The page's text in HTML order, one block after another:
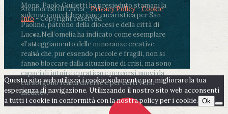
Mons. Paolo Giulietti ha presieduto stamani la
solenne concelebrazione eucaristica per San
Paolino, patrono della diocesi e della città di
Lucca.Nell’omelia ha indicato come esemplare
«l’atteggiamento delle minoranze creative:
realtà che, pur essendo piccole e fragili, non si
fanno bloccare dalla situazione di crisi, ma sono
capaci di intuire e praticare percorsi nuovi da
cui sorgono realtà diverse e per certi versi
inedite».
Arcidiocesi di Lucca -Privacy Policy-Cookie
Info- Copyright reserved
Questo sito web utilizza i cookie solamente per migliorare la tua
esperienza di navigazione. Utilizzando il nostro sito web acconsenti
a tutti i cookie in conformità con la nostra policy per i cookie. Ok